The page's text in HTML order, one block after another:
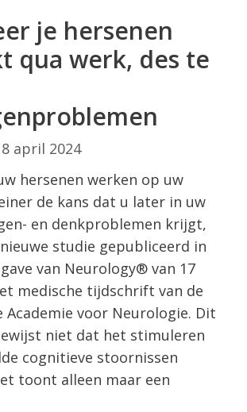
je hersenen
qua werk, des te
april 2024
hersenen werken op uw
de kans dat u later in uw
en denkproblemen krijgt,
studie gepubliceerd in
van Neurology® van 17
medische tijdschrift van de
Academie voor Neurologie. Dit
niet dat het stimuleren
cognitieve stoornissen
toont alleen maar een